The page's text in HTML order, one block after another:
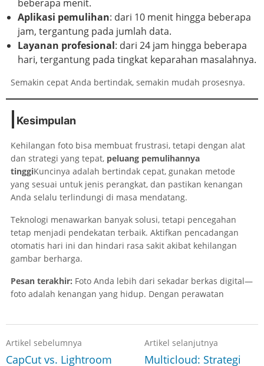
beberapa menit.
Aplikasi pemulihan: dari 10 menit hingga beberapa
jam, tergantung pada jumlah data.
Layanan profesional: dari 24 jam hingga beberapa
hari, tergantung pada tingkat keparahan masalahnya.
Semakin cepat Anda bertindak, semakin mudah prosesnya.
Kesimpulan
Kehilangan foto bisa membuat frustrasi, tetapi dengan alat
dan strategi yang tepat, peluang pemulihannya
tinggiKuncinya adalah bertindak cepat, gunakan metode
yang sesuai untuk jenis perangkat, dan pastikan kenangan
Anda selalu terlindungi di masa mendatang.
Teknologi menawarkan banyak solusi, tetapi pencegahan
tetap menjadi pendekatan terbaik. Aktifkan pencadangan
otomatis hari ini dan hindari rasa sakit akibat kehilangan
gambar berharga.
Pesan terakhir: Foto Anda lebih dari sekadar berkas digital—
foto adalah kenangan yang hidup. Dengan perawatan
Artikel sebelumnya
CapCut vs. Lightroom
Artikel selanjutnya
Multicloud: Strategi